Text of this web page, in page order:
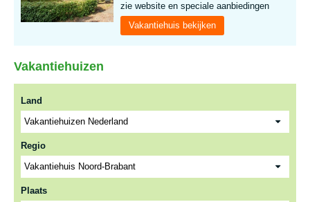
zie website en speciale aanbiedingen
Vakantiehuis bekijken
Vakantiehuizen
Land
Regio
Plaats